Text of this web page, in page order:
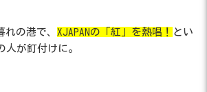
の港で、 XJAPANの「紅」を熱唱！ とい
人が釘付けに。